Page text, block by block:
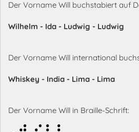
Der Vorname Will buchstabiert auf
Wilhelm - Ida - Ludwig - Ludwig
Der Vorname Will international
Whiskey - India - Lima - Lima
Der Vorname Will in Braille-Schrift: